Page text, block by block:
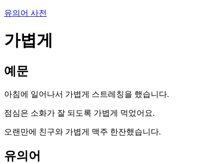
유의어 사전
가볍게
예문
아침에 일어나서 가볍게 스트레칭을 했습니다.
점심은 소화가 잘 되도록 가볍게 먹었어요.
오랜만에 친구와 가볍게 맥주 한잔했습니다.
유의어